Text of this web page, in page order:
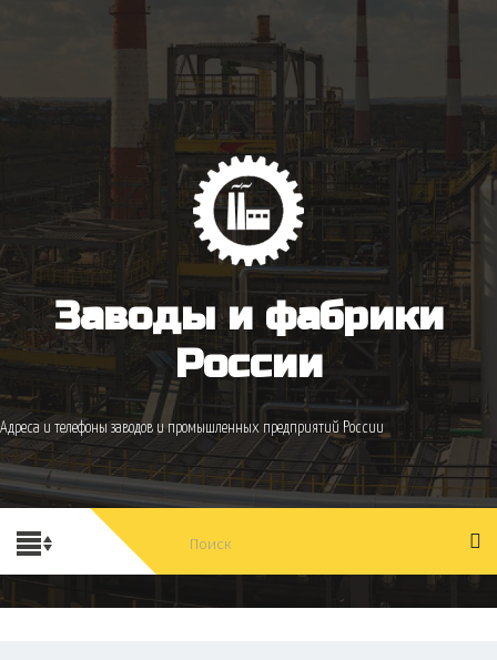
Заводы и фабрики
России
Адреса и телефоны заводов и промышленных предприятий России